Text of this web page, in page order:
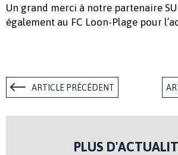
Un grand merci à notre partenaire
également au FC Loon-Plage pour
ARTICLE PRÉCÉDENT
PLUS